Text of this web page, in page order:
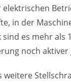
elektrischen
in der
es mehr als
noch aktiver
weitere